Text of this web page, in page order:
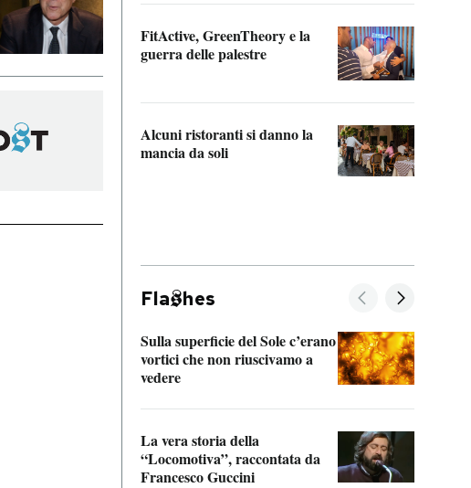
FitActive, GreenTheory e la
guerra delle palestre
Alcuni ristoranti si danno la
mancia da soli
Fla hes
Sulla superficie del Sole c’erano
vortici che non riuscivamo a
vedere
La vera storia della
“Locomotiva”, raccontata da
Francesco Guccini